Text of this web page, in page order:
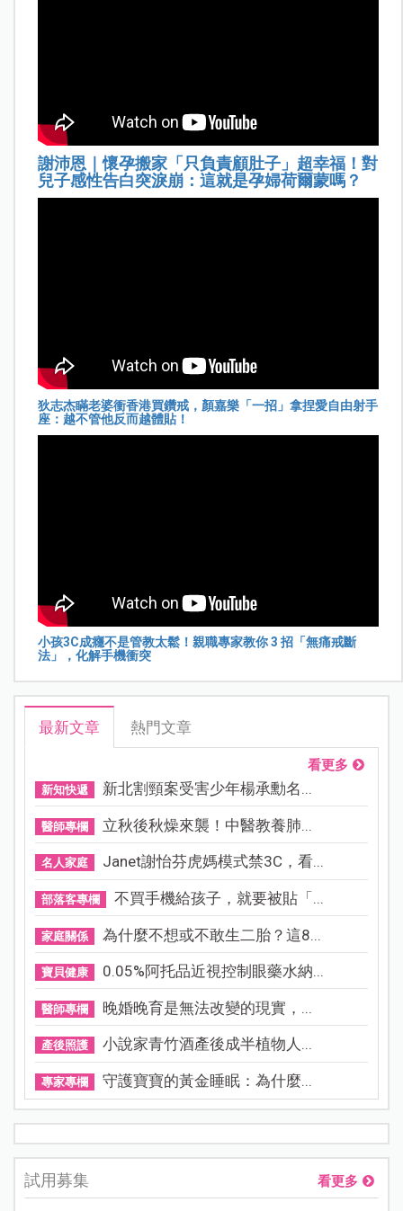
謝沛恩｜懷孕搬家「只負責顧肚子」超幸福！對
兒子感性告白突淚崩：這就是孕婦荷爾蒙嗎？
狄志杰瞞老婆衝香港買鑽戒，顏嘉樂「一招」拿捏愛自由射手
座：越不管他反而越體貼！
小孩3C成癮不是管教太鬆！親職專家教你 3 招「無痛戒斷
法」，化解手機衝突
最新文章 熱門文章
看更多
新知快遞 新北割頸案受害少年楊承勳名...
醫師專欄 立秋後秋燥來襲！中醫教養肺...
名人家庭 Janet謝怡芬虎媽模式禁3C，看...
部落客專欄 不買手機給孩子，就要被貼「...
家庭關係 為什麼不想或不敢生二胎？這8...
寶貝健康 0.05%阿托品近視控制眼藥水納...
醫師專欄 晚婚晚育是無法改變的現實，...
產後照護 小說家青竹酒產後成半植物人...
專家專欄 守護寶寶的黃金睡眠：為什麼...
試用募集 看更多